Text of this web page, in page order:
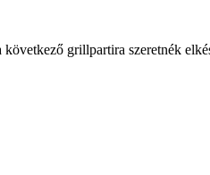
grillpartira szeretnék